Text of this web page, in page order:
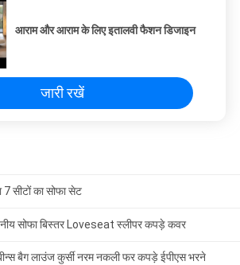
आराम और आराम के लिए इतालवी फैशन डिजाइन
जारी रखें
सीटों का सोफा सेट
सोफा बिस्तर Loveseat स्लीपर कपड़े कवर
बैग लाउंज कुर्सी नरम नकली फर कपड़े ईपीएस भरने